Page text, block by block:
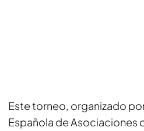
Este torneo, organizado
Española de Asociaciones